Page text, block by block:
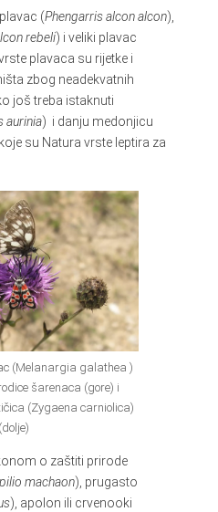
(Phengarris alcon alcon),
rebeli) i veliki plavac
plavaca su rijetke i
zbog neadekvatnih
još treba istaknuti
aurinia) i danju medonjicu
su Natura vrste leptira za
(Melanargia galathea )
šarenaca (gore) i
(Zygaena carniolica)
(dolje)
o zaštiti prirode
machaon), prugasto
), apolon ili crvenooki